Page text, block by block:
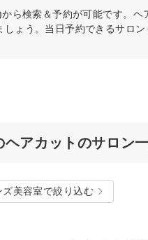
ら検索＆予約が可能です。
ょう。当日予約できるサロン
ヘアカットのサロン
美容室で絞り込む